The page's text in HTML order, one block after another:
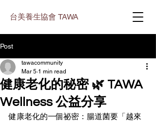
台美養生協會 TAWA
Post
健康老化的秘密 🌿 TAWA
Wellness 公益分享
tawacommunity
Mar 5 1 min read
健康老化的一個祕密：腸道菌要「越來